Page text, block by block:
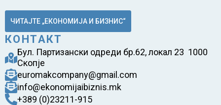
ЧИТАЈТЕ „ЕКОНОМИЈА И БИЗНИС“
КОНТАКТ
Бул. Партизански одреди бр.62, локал 23 1000
Скопје
euromakcompany@gmail.com
info@ekonomijaibiznis.mk
+389 (0)23211-915